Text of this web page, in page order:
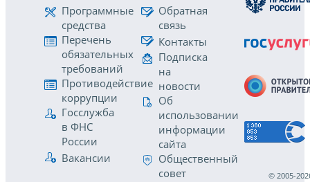
Программные
средства
Перечень
обязательных
требований
Противодействие
коррупции
Госслужба
в ФНС
России
Вакансии
Обратная
связь
Контакты
Подписка
на
новости
Об
использовании
информации
сайта
Общественный
совет
© 2005-